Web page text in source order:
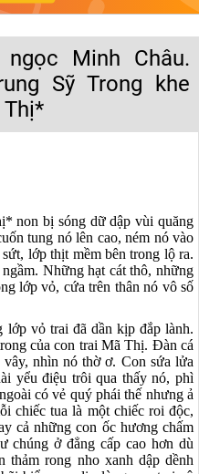
Minh Châu.
Sỹ Trong khe
non bị sóng dữ dập vùi quăng
tung nó lên cao, ném nó vào
lớp thịt mềm bên trong lộ ra.
Những hạt cát thô, những
lớp vỏ, cứa trên thân nó vô số
lớp vỏ trai đã dần kịp đắp lành.
của con trai Mã Thị. Đàn cá
nhìn nó thờ ơ. Con sứa lửa
yểu điệu trôi qua thấy nó, phì
có vẻ quý phái thế nhưng ả
chiếc tua là một chiếc roi độc,
cả những con ốc hương chấm
chúng ở đẳng cấp cao hơn dù
thảm rong nho xanh dập dềnh